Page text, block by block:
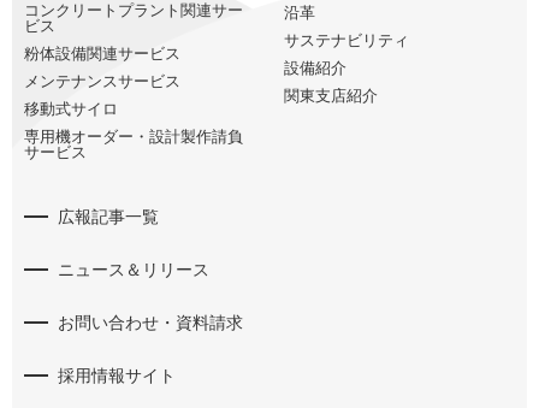
コンクリートプラント関連サー
ビス
粉体設備関連サービス
メンテナンスサービス
移動式サイロ
専用機オーダー・設計製作請負
サービス
沿革
サステナビリティ
設備紹介
関東支店紹介
広報記事一覧
ニュース＆リリース
お問い合わせ・資料請求
採用情報サイト